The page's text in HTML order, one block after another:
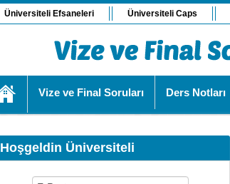
Üniversiteli Efsaneleri Üniversiteli Caps
Vize ve Final Soruları Ders Notları
Hoşgeldin Üniversiteli